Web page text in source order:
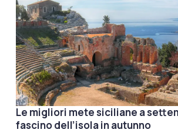
Le migliori mete siciliane a
fascino dell’isola in autunno